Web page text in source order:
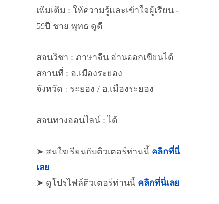
เพิ่มเติม : ให้ความรู้และเข้าใจผู้เรียน -
59ปี ชาย พุทธ ดูดี
สอนวิชา : ภาษาจีน อ่านออกเขียนได้
สถานที่ : อ.เมืองระยอง
จังหวัด : ระยอง / อ.เมืองระยอง
สอนทางออนไลน์ : ได้
➤ สนใจเรียนกับติวเตอร์ท่านนี้ คลิกที่นี่
เลย
➤ ดูโปรไฟล์ติวเตอร์ท่านนี้ คลิกที่นี่เลย